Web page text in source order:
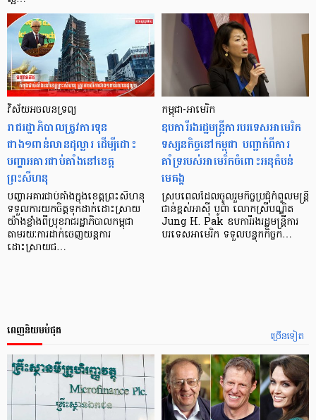
វិស័យអចលនទ្រព្យ
រាជរដ្ឋាភិបាលត្រូវការទុន
ជាង១ពាន់លានដុល្លារ ដើម្បីដោះ
បញ្ហាអគារជាប់គាំងនៅខេត្ត
ព្រះសីហនុ
បញ្ហាអគារជាប់គាំងក្នុងខេត្តព្រះសីហនុ
ទទួលការយកចិត្តទុកដាក់ដោះសា្រយ
យ៉ាងខ្លាំងពីប្រុខរាជរដ្ឋាភិបាលកម្ពុជា
តាមរយៈការដាក់ចេញយន្តការ
ដោះសា្រយជ…
កម្ពុជា-អាមេរិក
ឧបការីរងរដ្ឋមន្ត្រីការបរទេសអាមេរិក
ទស្សនកិច្ចនៅកម្ពុជា បញ្ជាក់ពីការ
គាំទ្ររបស់អាមេរិកចំពោះអនុតំបន់
មេគង្គ
ស្របពេលដែលចូលរួមកិច្ចប្រជុំកំពូលមន្ត្រី
ជាន់ខ្ពស់អាស៊ី បូព៌ា លោកស្រីបណ្ឌិត
Jung H. Pak ឧបការីរងរដ្ឋមន្ត្រីការ
បរទេសអាមេរិក ទទួលបន្ទុកកិច្ចក…
ច្រើនទៀត
ពេញនិយមបំផុត